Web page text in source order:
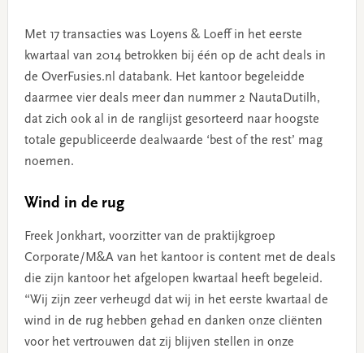
Met 17 transacties was Loyens & Loeff in het eerste
kwartaal van 2014 betrokken bij één op de acht deals in
de OverFusies.nl databank. Het kantoor begeleidde
daarmee vier deals meer dan nummer 2 NautaDutilh,
dat zich ook al in de ranglijst gesorteerd naar hoogste
totale gepubliceerde dealwaarde ‘best of the rest’ mag
noemen.
Wind in de rug
Freek Jonkhart, voorzitter van de praktijkgroep
Corporate/M&A van het kantoor is content met de deals
die zijn kantoor het afgelopen kwartaal heeft begeleid.
“Wij zijn zeer verheugd dat wij in het eerste kwartaal de
wind in de rug hebben gehad en danken onze cliënten
voor het vertrouwen dat zij blijven stellen in onze